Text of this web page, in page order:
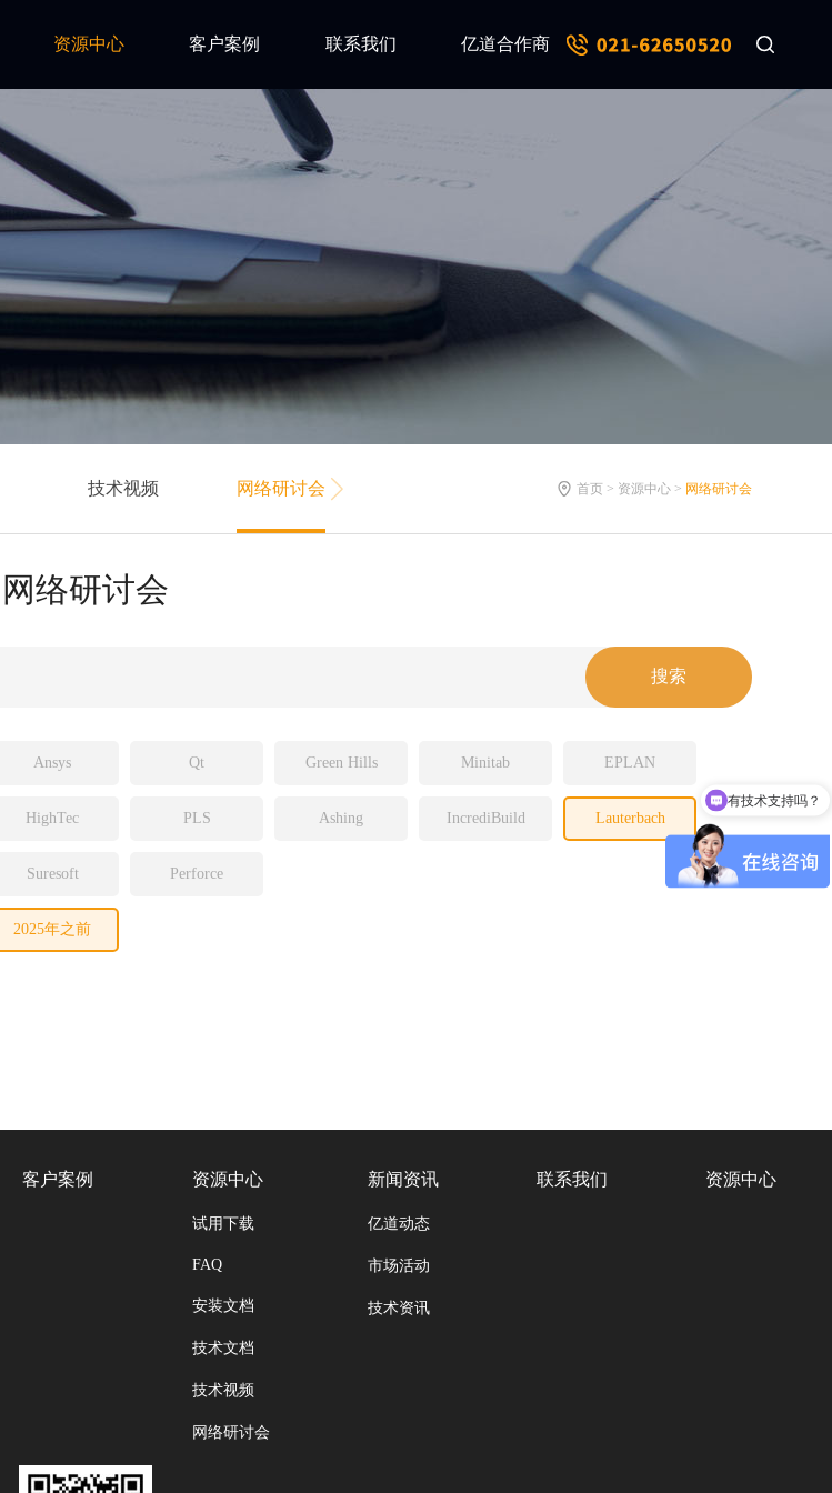
资源中心
安装文档
技术文档
网络研讨会
客户案例 联系我们 亿道合作商
技术视频 网络研讨会 首页 > 资源中心 > 网络研讨会
网络研讨会
Ansys Qt Green Hills Minitab EPLAN
HighTec PLS Ashing IncrediBuild Lauterbach
Suresoft Perforce
2025年之前
客户案例 资源中心
试用下载
FAQ
安装文档
技术文档
技术视频
网络研讨会
新闻资讯
亿道动态
市场活动
技术资讯
联系我们 资源中心
有技术支持吗？